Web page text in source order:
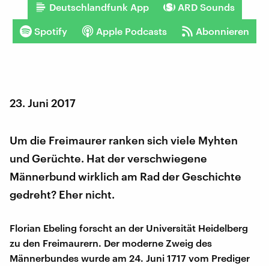
Deutschlandfunk App ARD Sounds
Spotify Apple Podcasts Abonnieren
23. Juni 2017
Um die Freimaurer ranken sich viele Myhten
und Gerüchte. Hat der verschwiegene
Männerbund wirklich am Rad der Geschichte
gedreht? Eher nicht.
Florian Ebeling forscht an der Universität Heidelberg
zu den Freimaurern. Der moderne Zweig des
Männerbundes wurde am 24. Juni 1717 vom Prediger